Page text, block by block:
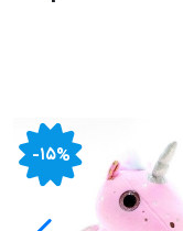
-۱۵%